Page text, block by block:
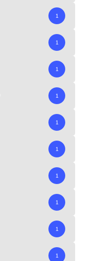
1
1
1
1
1
1
1
1
1
1